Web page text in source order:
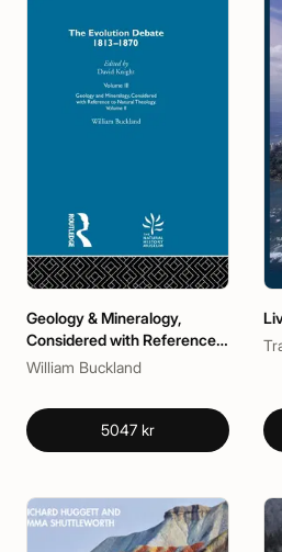
Geology & Mineralogy,
Considered with Reference
to Natural Theology, Volume
William Buckland
5047 kr